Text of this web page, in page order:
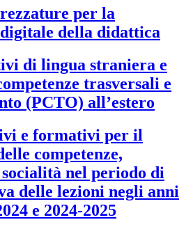
per la
della didattica
di lingua straniera e
trasversali e
(PCTO) all’estero
e formativi per il
competenze,
nel periodo di
delle lezioni negli anni
e 2024-2025